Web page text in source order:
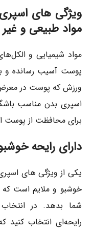
ویژگی های
مواد طبیعی و
مواد شیمیایی و
پوست آسیب رسانده و
ورزش که پوست در
اسپری بدن مناسب
برای محافظت از پوست
دارای رایحه
یکی از ویژگی های
خوشبو و ملایم است
شما بدهد. در
رایحه‌ای انتخاب کنید